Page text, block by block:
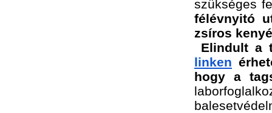
szükséges
félévnyitó
zsíros
Elindult a
linken
hogy a